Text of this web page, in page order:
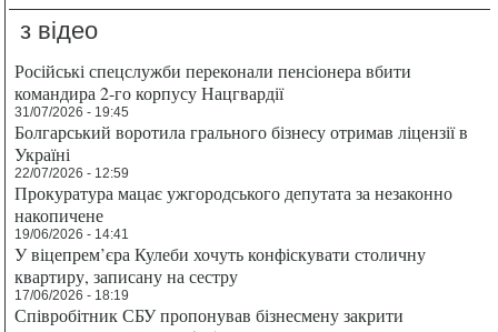
з відео
Російські спецслужби переконали пенсіонера вбити
командира 2-го корпусу Нацгвардії
31/07/2026 - 19:45
Болгарський воротила грального бізнесу отримав ліцензії в
Україні
22/07/2026 - 12:59
Прокуратура мацає ужгородського депутата за незаконно
накопичене
19/06/2026 - 14:41
У віцепрем’єра Кулеби хочуть конфіскувати столичну
квартиру, записану на сестру
17/06/2026 - 18:19
Співробітник СБУ пропонував бізнесмену закрити